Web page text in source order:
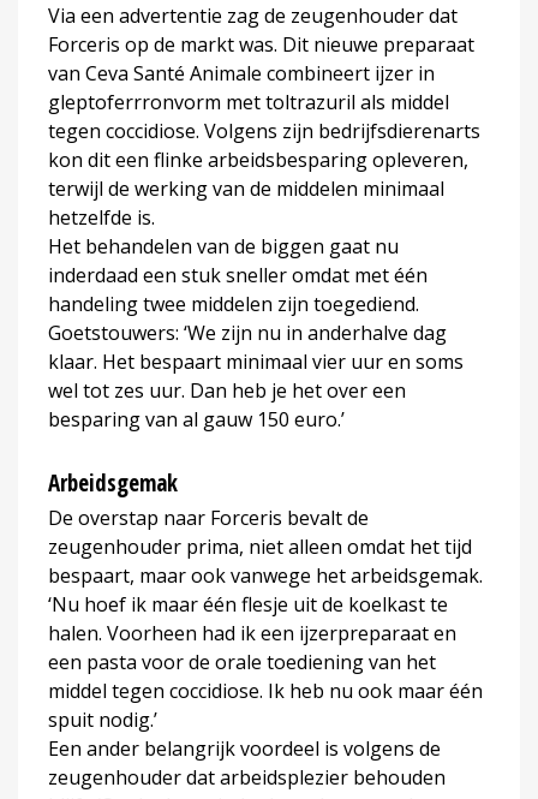
Via een advertentie zag de zeugenhouder dat
Forceris op de markt was. Dit nieuwe preparaat
van Ceva Santé Animale combineert ijzer in
gleptoferrronvorm met toltrazuril als middel
tegen coccidiose. Volgens zijn bedrijfsdierenarts
kon dit een flinke arbeidsbesparing opleveren,
terwijl de werking van de middelen minimaal
hetzelfde is.
Het behandelen van de biggen gaat nu
inderdaad een stuk sneller omdat met één
handeling twee middelen zijn toegediend.
Goetstouwers: ‘We zijn nu in anderhalve dag
klaar. Het bespaart minimaal vier uur en soms
wel tot zes uur. Dan heb je het over een
besparing van al gauw 150 euro.’
Arbeidsgemak
De overstap naar Forceris bevalt de
zeugenhouder prima, niet alleen omdat het tijd
bespaart, maar ook vanwege het arbeidsgemak.
‘Nu hoef ik maar één flesje uit de koelkast te
halen. Voorheen had ik een ijzerpreparaat en
een pasta voor de orale toediening van het
middel tegen coccidiose. Ik heb nu ook maar één
spuit nodig.’
Een ander belangrijk voordeel is volgens de
zeugenhouder dat arbeidsplezier behouden